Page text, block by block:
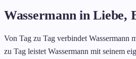
Wassermann in Liebe,
Von Tag zu Tag verbindet
zu Tag leistet Wassermann mit seinem